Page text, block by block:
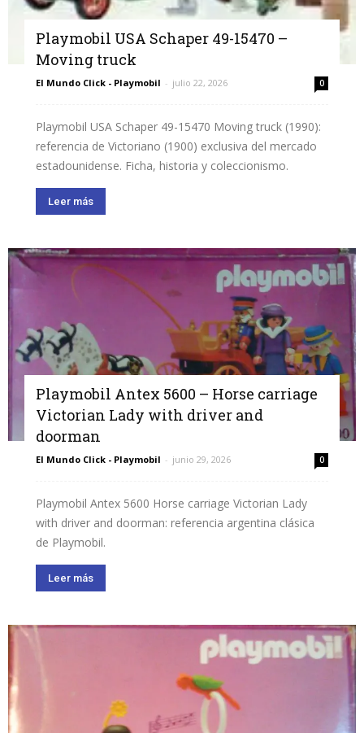
Playmobil USA Schaper 49-15470 –
Moving truck
El Mundo Click - Playmobil - julio 22, 2026 0
Playmobil USA Schaper 49-15470 Moving truck (1990):
referencia de Victoriano (1900) exclusiva del mercado
estadounidense. Ficha, historia y coleccionismo.
Leer más
Playmobil Antex 5600 – Horse carriage
Victorian Lady with driver and
doorman
El Mundo Click - Playmobil - junio 29, 2026 0
Playmobil Antex 5600 Horse carriage Victorian Lady
with driver and doorman: referencia argentina clásica
de Playmobil.
Leer más